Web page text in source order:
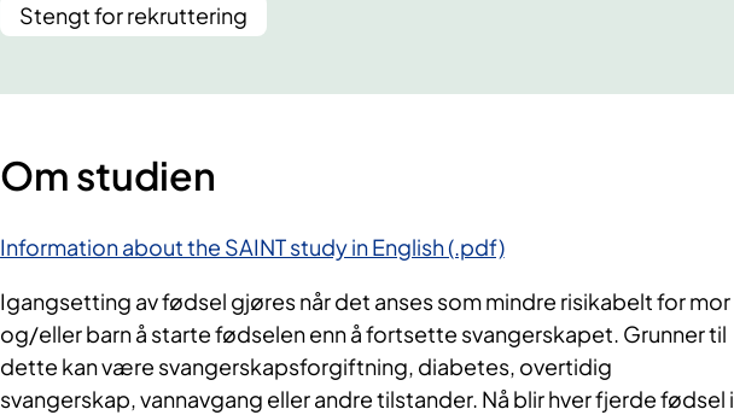
Stengt for rekruttering
Om studien
Information about the SAINT study in English (.pdf)
Igangsetting av fødsel gjøres når det anses som mindre risikabelt for mor
og/eller barn å starte fødselen enn å fortsette svangerskapet. Grunner til
dette kan være svangerskapsforgiftning, diabetes, overtidig
svangerskap, vannavgang eller andre tilstander. Nå blir hver fjerde fødsel i